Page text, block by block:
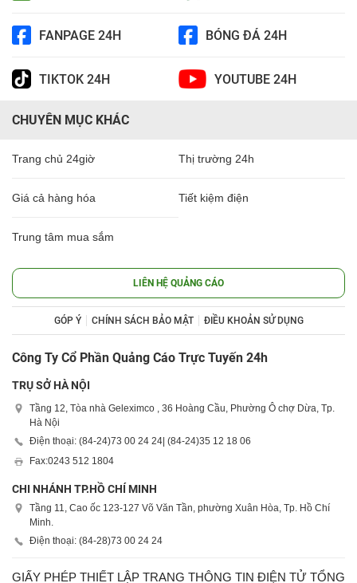
FANPAGE 24H BÓNG ĐÁ 24H
TIKTOK 24H YOUTUBE 24H
CHUYÊN MỤC KHÁC
Trang chủ 24giờ Thị trường 24h
Giá cả hàng hóa Tiết kiệm điện
Trung tâm mua sắm
LIÊN HỆ QUẢNG CÁO
GÓP Ý CHÍNH SÁCH BẢO MẬT ĐIỀU KHOẢN SỬ DỤNG
Công Ty Cổ Phần Quảng Cáo Trực Tuyến 24h
TRỤ SỞ HÀ NỘI
Tầng 12, Tòa nhà Geleximco , 36 Hoàng Cầu, Phường Ô chợ Dừa, Tp.
Hà Nội
Điện thoại: (84-24)73 00 24 24 | (84-24)35 12 18 06
Fax:0243 512 1804
CHI NHÁNH TP.HỒ CHÍ MINH
Tầng 11, Cao ốc 123-127 Võ Văn Tần, phường Xuân Hòa, Tp. Hồ Chí
Minh.
Điện thoại: (84-28)73 00 24 24
GIẤY PHÉP THIẾT LẬP TRANG THÔNG TIN ĐIỆN TỬ TỔNG